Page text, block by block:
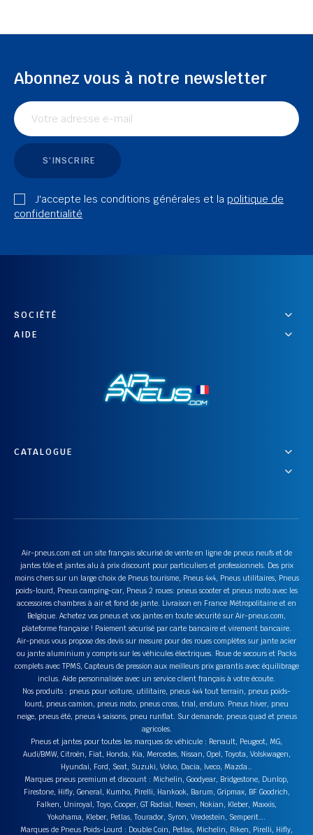
Abonnez vous à notre newsletter
S'INSCRIRE
J'accepte les conditions générales et la politique de
confidentialité
SOCIÉTÉ
AIDE
CATALOGUE
Air-pneus.com est un site français sécurisé de vente en ligne de pneus neufs et de
jantes tôle et jantes alu à prix discount pour particuliers et professionnels. Des prix
moins chers sur un large choix de Pneus tourisme, Pneus 4x4, Pneus utilitaires, Pneus
poids-lourd, Pneus camping-car, Pneus 2 roues: pneus scooter et pneus moto avec les
accessoires chambres à air et fond de jante. Livraison en France Métropolitaine et en
Belgique. Achetez vos pneus et vos jantes en toute sécurité sur Air-pneus.com,
plateforme française ! Paiement sécurisé par carte bancaire et virement bancaire.
Air-pneus vous propose des devis sur mesure pour des roues complètes sur jante acier
ou jante aluminium y compris sur les véhicules électriques. Roue de secours et Packs
complets avec TPMS, Capteurs de pression aux meilleurs prix garantis avec équilibrage
inclus. Aide personnalisée avec un service client français à votre écoute.
Nos produits : pneus pour voiture, utilitaire, pneus 4x4 tout terrain, pneus poids-
lourd, pneus camion, pneus moto, pneus cross, trial, enduro. Pneus hiver, pneu
neige, pneus été, pneus 4 saisons, pneu runflat. Sur demande, pneus quad et pneus
agricoles.
Pneus et jantes pour toutes les marques de véhicule : Renault, Peugeot, MG,
Audi/BMW, Citroën, Fiat, Honda, Kia, Mercedes, Nissan, Opel, Toyota, Volskwagen,
Hyundai, Ford, Seat, Suzuki, Volvo, Dacia, Iveco, Mazda…
Marques pneus premium et discount : Michelin, Goodyear, Bridgestone, Dunlop,
Firestone, Hifly, General, Kumho, Pirelli, Hankook, Barum, Gripmax, BF Goodrich,
Falken, Uniroyal, Toyo, Cooper, GT Radial, Nexen, Nokian, Kleber, Maxxis,
Yokohama, Kleber, Petlas, Tourador, Syron, Vredestein, Semperit….
Marques de Pneus Poids-Lourd : Double Coin, Petlas, Michelin, Riken, Pirelli, Hifly,